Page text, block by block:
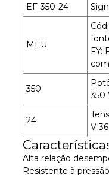
EF-350-24
MEU
FY:
350
350
24
V
Alta relação
Resistente à